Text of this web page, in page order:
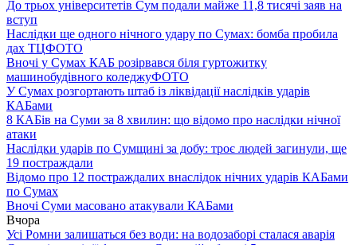
До трьох університетів Сум подали майже 11,8 тисячі заяв на
вступ
Наслідки ще одного нічного удару по Сумах: бомба пробила
дах ТЦФОТО
Вночі у Сумах КАБ розірвався біля гуртожитку
машинобудівного коледжуФОТО
У Сумах розгортають штаб із ліквідації наслідків ударів
КАБами
8 КАБів на Суми за 8 хвилин: що відомо про наслідки нічної
атаки
Наслідки ударів по Сумщині за добу: троє людей загинули, ще
19 постраждали
Відомо про 12 постраждалих внаслідок нічних ударів КАБами
по Сумах
Вночі Суми масовано атакували КАБами
Вчора
Усі Ромни залишаться без води: на водозаборі сталася аварія